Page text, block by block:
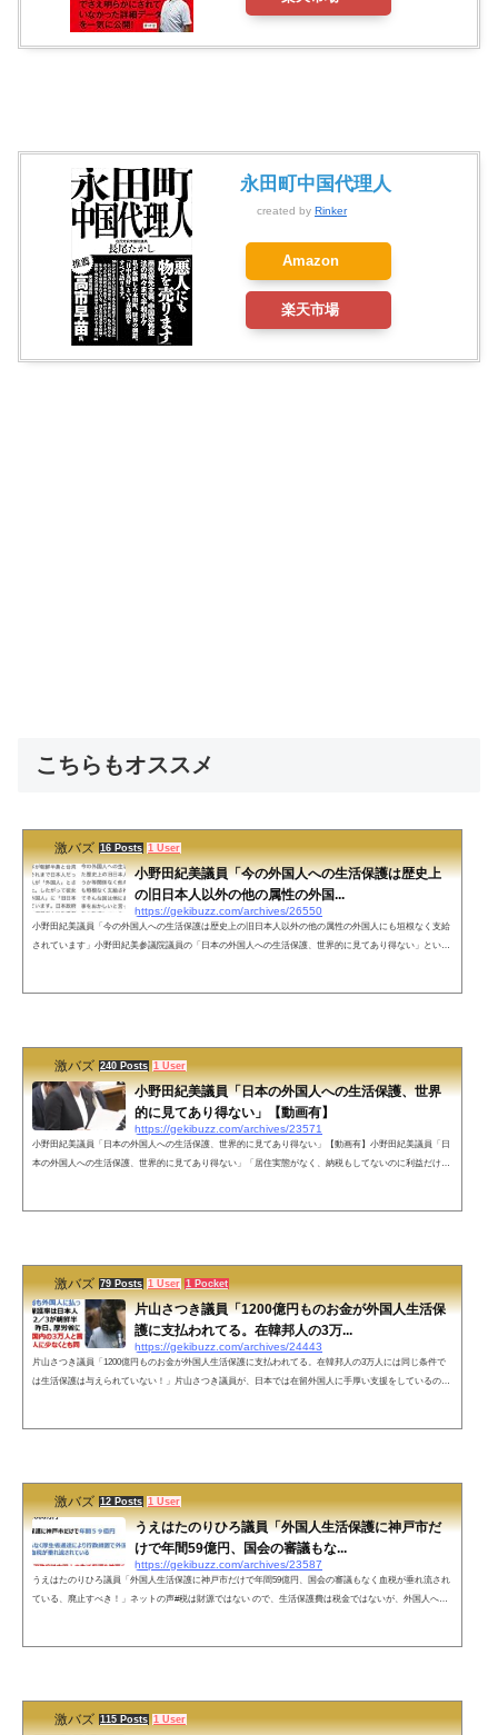
永田町中国代理人
created by Rinker
Amazon
楽天市場
こちらもオススメ
激バズ 16 Posts 1 User
小野田紀美議員「今の外国人への生活保護は歴史上
の旧日本人以外の他の属性の外国...
https://gekibuzz.com/archives/26550
小野田紀美議員「今の外国人への生活保護は歴史上の旧日本人以外の他の属性の外国人にも垣根なく支給
されています」小野田紀美参議院議員の「日本の外国人への生活保護、世界的に見てあり得ない」という
激バズ 240 Posts 1 User
小野田紀美議員「日本の外国人への生活保護、世界
的に見てあり得ない」【動画有】
https://gekibuzz.com/archives/23571
小野田紀美議員「日本の外国人への生活保護、世界的に見てあり得ない」【動画有】小野田紀美議員「日
本の外国人への生活保護、世界的に見てあり得ない」「居住実態がなく、納税もしてないのに利益だけ不
激バズ 79 Posts 1 User 1 Pocket
片山さつき議員「1200億円ものお金が外国人生活保
護に支払われてる。在韓邦人の3万...
https://gekibuzz.com/archives/24443
片山さつき議員「1200億円ものお金が外国人生活保護に支払われてる。在韓邦人の3万人には同じ条件で
は生活保護は与えられていない！」片山さつき議員が、日本では在留外国人に手厚い支援をしているの
激バズ 12 Posts 1 User
うえはたのりひろ議員「外国人生活保護に神戸市だ
けで年間59億円、国会の審議もな...
https://gekibuzz.com/archives/23587
うえはたのりひろ議員「外国人生活保護に神戸市だけで年間59億円、国会の審議もなく血税が垂れ流され
ている、廃止すべき！」ネットの声#税は財源ではない ので、生活保護費は税金ではないが、外国人への
激バズ 115 Posts 1 User